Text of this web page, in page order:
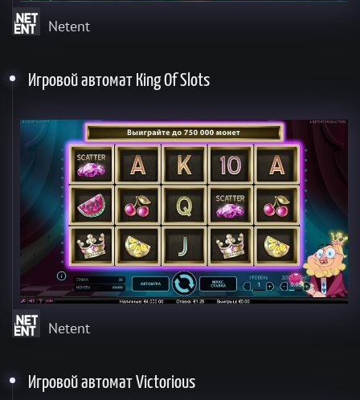
Netent
Игровой автомат Кing Of Slots
Netent
Игровой автомат Victorious